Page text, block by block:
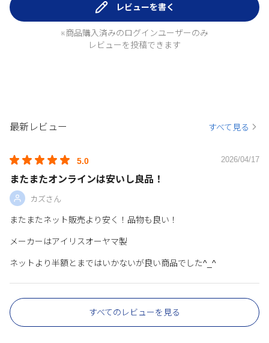
レビューを書く
※商品購入済みのログインユーザーのみ
レビューを投稿できます
最新レビュー すべて見る
5.0 2026/04/17
またまたオンラインは安いし良品！
カズさん
またまたネット販売より安く！品物も良い！
メーカーはアイリスオーヤマ製
ネットより半額とまではいかないが良い商品でした^_^
すべてのレビューを見る